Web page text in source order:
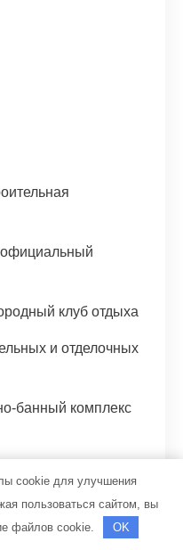
клуб отдыха
и отделочных
банный комплекс
комплекс
и спецтехники,
cookie для улучшения
пользоваться сайтом, вы
файлов cookie.
OK